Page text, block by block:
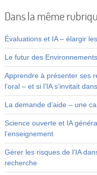
Dans la même
Évaluations et IA – élargir
Le futur des
Apprendre à présenter ses
l’oral – et si l’IA s’invitait
La demande d’aide – une
Science ouverte et IA
l’enseignement
Gérer les risques de l’IA
recherche